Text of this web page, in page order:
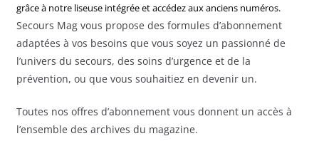
grâce à notre liseuse intégrée et accédez aux anciens numéros.
Secours Mag vous propose des formules d’abonnement
adaptées à vos besoins que vous soyez un passionné de
l’univers du secours, des soins d’urgence et de la
prévention, ou que vous souhaitiez en devenir un.
Toutes nos offres d’abonnement vous donnent un accès à
l’ensemble des archives du magazine.